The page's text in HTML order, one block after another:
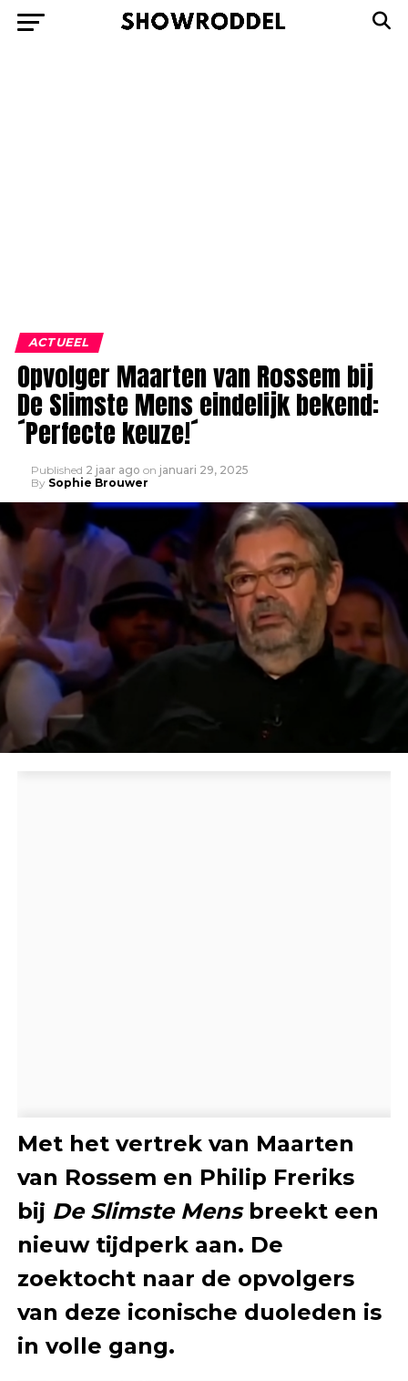
ACTUEEL
Opvolger Maarten van Rossem bij
De Slimste Mens eindelijk bekend:
´Perfecte keuze!´
Published 2 jaar ago on januari 29, 2025
By Sophie Brouwer
Met het vertrek van Maarten
van Rossem en Philip Freriks
bij De Slimste Mensbreekt een
nieuw tijdperk aan. De
zoektocht naar de opvolgers
van deze iconische duoleden is
in volle gang.